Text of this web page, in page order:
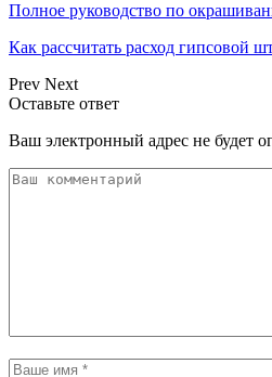
Полное руководство по
Как рассчитать расход гипсовой
Prev Next
Оставьте ответ
Ваш электронный адрес не будет